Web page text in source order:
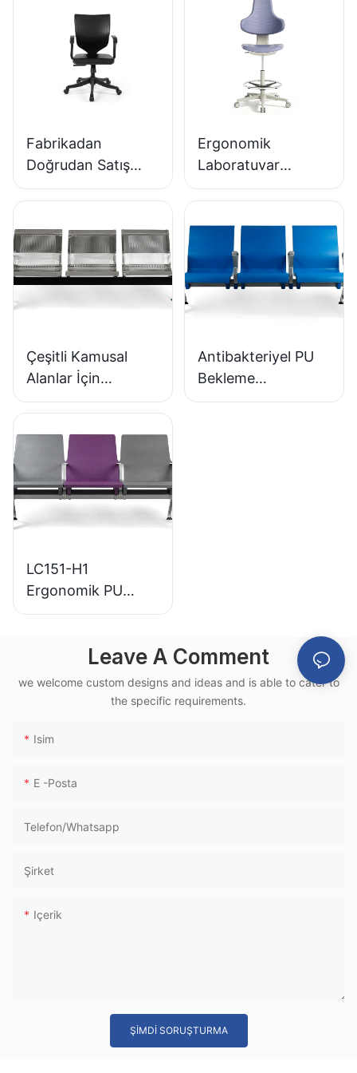
Fabrikadan
Doğrudan Satış
Ergonomik Kalıplı
Koltuğu IC091
HEWEI SEATING
Ergonomik
Laboratuvar
Sandalyesi,
Köpük, LD13 HEWEI
SEATING
Çeşitli Kamusal
Alanlar İçin
Mükemmel Düşük
Bekleme Koltuğu
LC153-H1
Antibakteriyel PU
Bekleme
Sandalyeleri LC152
LC151-H1
Ergonomik PU
Havaalanı Bekleme
Çerçeve Yüksek
Hızlı Tren Terminali
Kullanımı İçin
Leave A Comment
we welcome custom designs and ideas and is able to cater to
the specific requirements.
Isim
E -posta
Telefon/whatsapp
Şirket
Içerik
ŞIMDI SORUŞTURMA